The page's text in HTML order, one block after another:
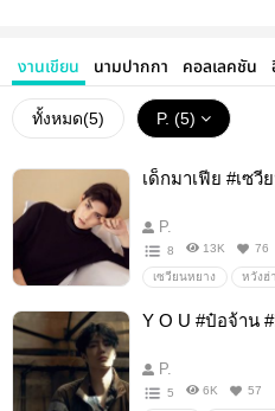
งานเขียน นามปากกา คอลเลคชัน
ทั้งหมด(5) P. (5)
เด็กมาเฟีย #เซวี
P.
8 13K 76
เซวียนหยาง หวังฮ่
Fanfiction แฟนฟิคชั่น
Y O U #ป๋อจ้าน
P.
5 6K 57